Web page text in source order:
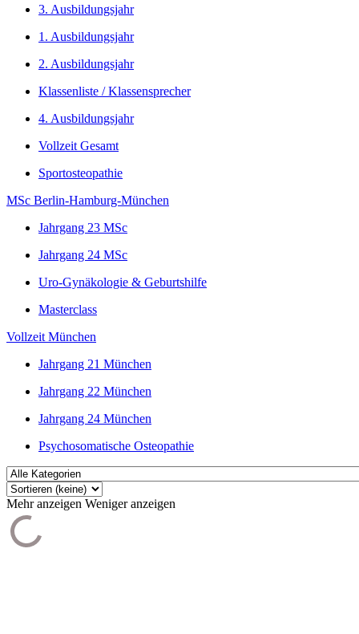
3. Ausbildungsjahr
1. Ausbildungsjahr
2. Ausbildungsjahr
Klassenliste / Klassensprecher
4. Ausbildungsjahr
Vollzeit Gesamt
Sportosteopathie
MSc Berlin-Hamburg-München
Jahrgang 23 MSc
Jahrgang 24 MSc
Uro-Gynäkologie & Geburtshilfe
Masterclass
Vollzeit München
Jahrgang 21 München
Jahrgang 22 München
Jahrgang 24 München
Psychosomatische Osteopathie
Mehr anzeigen Weniger anzeigen